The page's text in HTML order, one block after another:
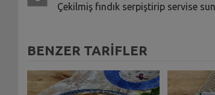
Çekilmiş fındık serpiştirip servise
BENZER TARİFLER